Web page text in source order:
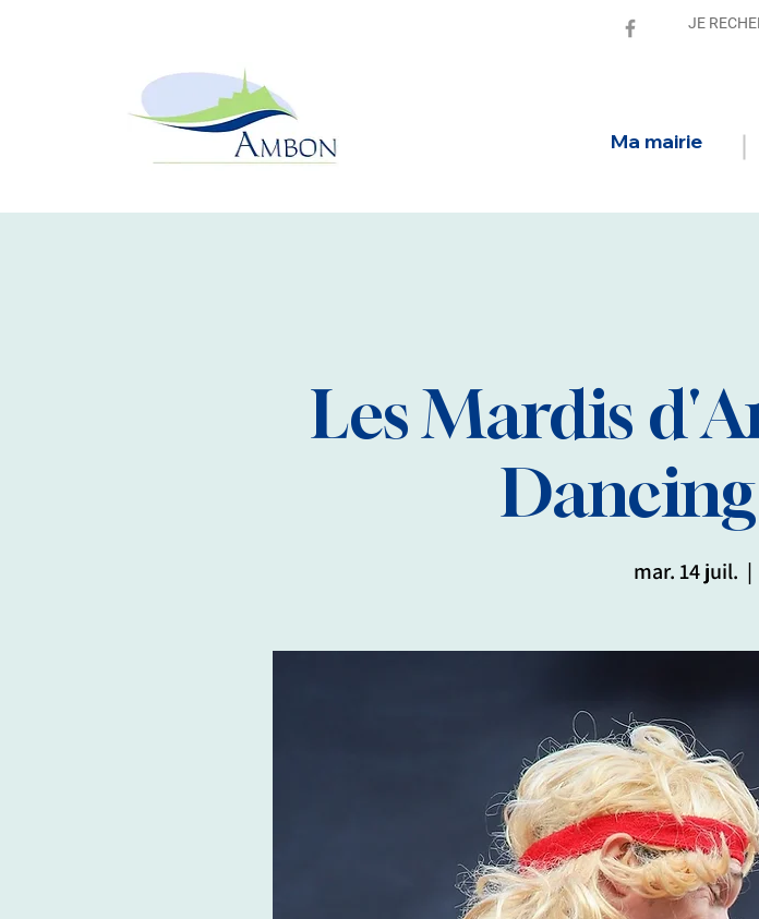
Ma mairie
Les Mardis
mar. 14 juil.
  |